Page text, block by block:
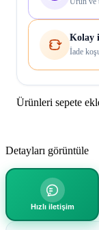
Kolay
İade
Ürünleri sepete
Detayları görüntüle
Hızlı iletişim